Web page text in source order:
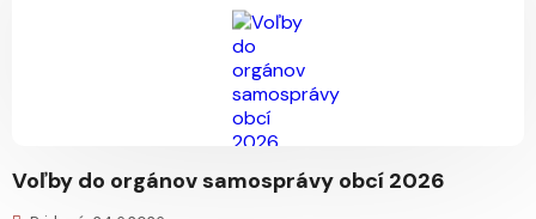
Voľby do orgánov samosprávy obcí 2026